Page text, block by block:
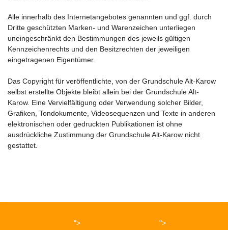
Alle innerhalb des Internetangebotes genannten und ggf. durch
Dritte geschützten Marken- und Warenzeichen unterliegen
uneingeschränkt den Bestimmungen des jeweils gültigen
Kennzeichenrechts und den Besitzrechten der jeweiligen
eingetragenen Eigentümer.
Das Copyright für veröffentlichte, von der Grundschule Alt-Karow
selbst erstellte Objekte bleibt allein bei der Grundschule Alt-
Karow. Eine Vervielfältigung oder Verwendung solcher Bilder,
Grafiken, Tondokumente, Videosequenzen und Texte in anderen
elektronischen oder gedruckten Publikationen ist ohne
ausdrückliche Zustimmung der Grundschule Alt-Karow nicht
gestattet.
">
">